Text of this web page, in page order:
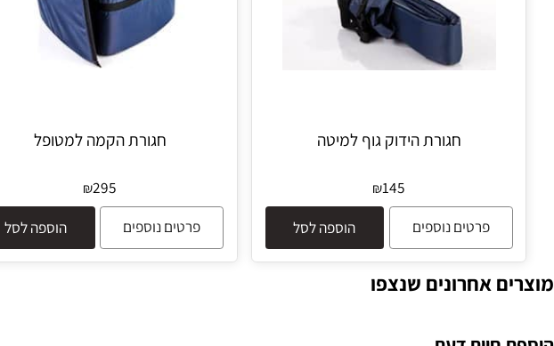
חגורת הידוק גוף למיטה
₪145
פרטים נוספים
הוספה לסל
חגורת הקמה למטופל
₪295